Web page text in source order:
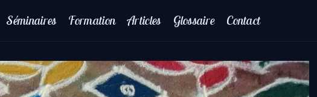
Séminaires Formation Articles Glossaire Contact